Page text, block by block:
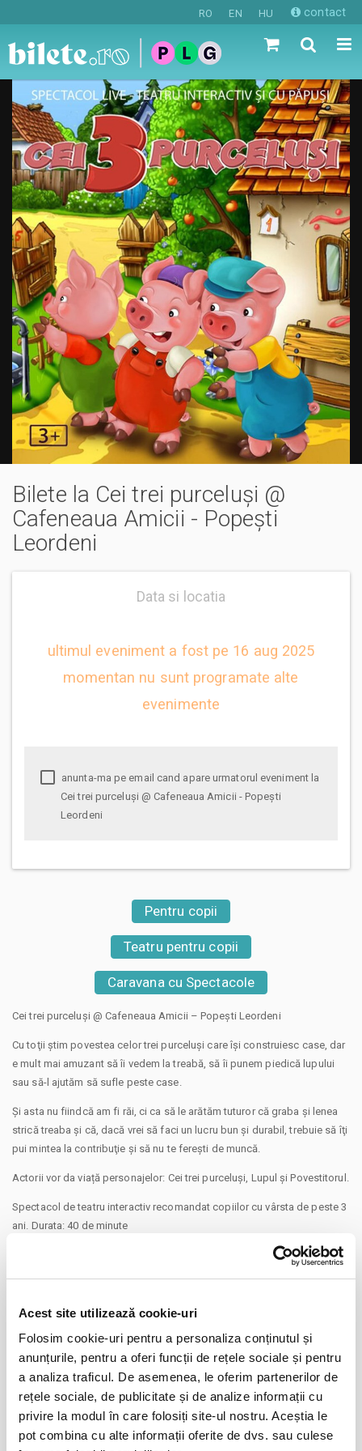
Acest site utilizează cookie-uri
Folosim cookie-uri pentru a personaliza conținutul și
anunțurile, pentru a oferi funcții de rețele sociale și pentru
a analiza traficul. De asemenea, le oferim partenerilor de
rețele sociale, de publicitate și de analize informații cu
privire la modul în care folosiți site-ul nostru. Aceștia le
pot combina cu alte informații oferite de dvs. sau culese
RO EN HU contact
Bilete la Cei trei purceluși @
Cafeneaua Amicii - Popești
Leordeni
Data si locatia
ultimul eveniment a fost pe 16 aug 2025
momentan nu sunt programate alte
evenimente
Cei trei purceluși @ Cafeneaua Amicii - Popești
Leordeni
Pentru copii
Teatru pentru copii
Caravana cu Spectacole
Cei trei purceluși @ Cafeneaua Amicii – Popești Leordeni
Cu toţii ştim povestea celor trei purceluși care îşi construiesc case, dar
e mult mai amuzant să îi vedem la treabă, să îi punem piedică lupului
sau să-l ajutăm să sufle peste case.
Şi asta nu fiindcă am fi răi, ci ca să le arătăm tuturor că graba şi lenea
strică treaba şi că, dacă vrei să faci un lucru bun şi durabil, trebuie să îţi
pui mintea la contribuţie şi să nu te fereşti de muncă.
Actorii vor da viață personajelor: Cei trei purceluși, Lupul și Povestitorul.
Spectacol de teatru interactiv recomandat copiilor cu vârsta de peste 3
ani. Durata: 40 de minute
Un spectacol organizat în cadrul programului cultural Caravana cu
Powered by Teatru la Cinema
#caravanacuspectacole
Alte mențiuni:
• Pentru copiii cu vârsta de peste 1 an se achită bilet. Se achită bilete
atât pentru copii cât și pentru părinți
• Vă rugăm să vă prezentați la locație cu 30 de minute înainte de
începerea spectacolului pentru a vă ocupa locurile preferate.
CONTINUARE
Distribuie aceasta pagina